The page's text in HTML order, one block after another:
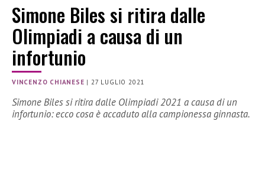
Simone Biles si ritira dalle
Olimpiadi a causa di un
infortunio
VINCENZO CHIANESE |27 LUGLIO 2021
Simone Biles si ritira dalle Olimpiadi 2021 a causa di un
infortunio: ecco cosa è accaduto alla campionessa ginnasta.